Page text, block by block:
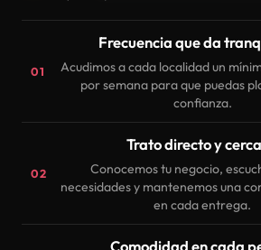
01
Frecuencia que da
Acudimos a cada localidad un
por semana para que puedas
confianza.
02
Trato directo y
Conocemos tu negocio,
necesidades y mantenemos una
en cada entrega.
Comodidad en cada